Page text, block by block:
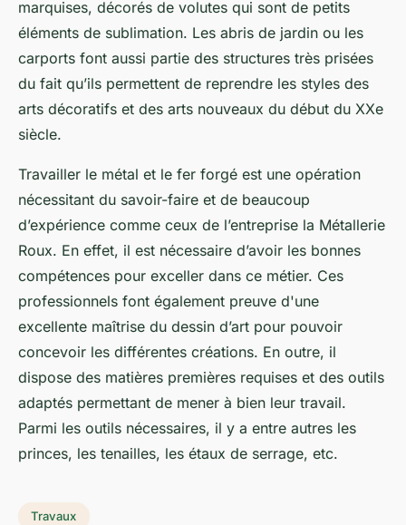
marquises, décorés de volutes qui sont de petits
éléments de sublimation. Les abris de jardin ou les
carports font aussi partie des structures très prisées
du fait qu’ils permettent de reprendre les styles des
arts décoratifs et des arts nouveaux du début du XXe
siècle.
Travailler le métal et le fer forgé est une opération
nécessitant du savoir-faire et de beaucoup
d’expérience comme ceux de l’entreprise la Métallerie
Roux. En effet, il est nécessaire d’avoir les bonnes
compétences pour exceller dans ce métier. Ces
professionnels font également preuve d'une
excellente maîtrise du dessin d’art pour pouvoir
concevoir les différentes créations. En outre, il
dispose des matières premières requises et des outils
adaptés permettant de mener à bien leur travail.
Parmi les outils nécessaires, il y a entre autres les
princes, les tenailles, les étaux de serrage, etc.
Travaux